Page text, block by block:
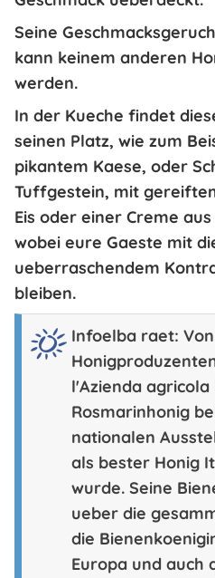
Seine
kann keinem anderen
werden.
In der Kueche findet
seinen Platz, wie zum
pikantem Kaese, oder
Tuffgestein, mit
Eis oder einer Creme
wobei eure Gaeste mit
ueberraschendem
bleiben.
Infoelba raet:
l'Azienda agricola
Rosmarinhonig
nationalen
als bester Honig
wurde. Seine
ueber die
die
Europa und auch